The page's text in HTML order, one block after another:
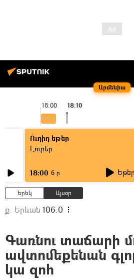
Արմենիա
18:00 18:10
Ուղիղ եթեր
Լուրեր
18:00 6 ր Եթեր
Երեկ Այսօր
ք. Երևան 106.0
Գառնու տաճարի
ավտոմեքենան
կա զոհ